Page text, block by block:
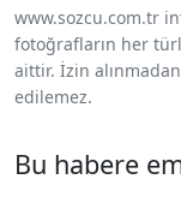
www.sozcu.com.tr
fotoğrafların her
aittir. İzin
edilemez.
Bu habere